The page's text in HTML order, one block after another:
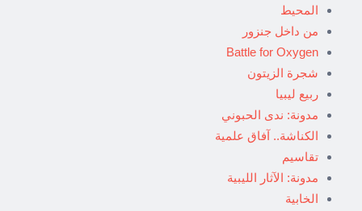
المحيط
من داخل جنزور
Battle for Oxygen
شجرة الزيتون
ربيع ليبيا
مدونة: ندى الحبوني
الكناشة.. آفاق علمية
تقاسيم
مدونة: الآثار الليبية
الخابية